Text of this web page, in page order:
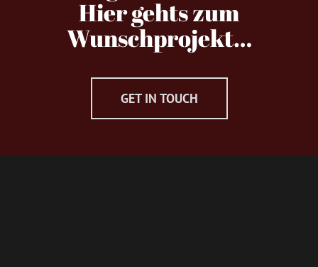
Hier gehts zum
Wunschprojekt…
GET IN TOUCH